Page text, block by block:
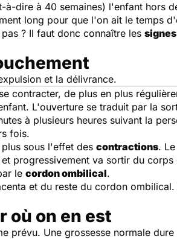
à-dire à 40 semaines) l'enfant hors
long pour que l'on ait le temps
? Il faut donc connaître les
et la délivrance.
contracter, de plus en plus
L'ouverture se traduit par la
à plusieurs heures suivant la
fois.
sous l'effet des contractions. Le
progressivement va sortir du
le cordon ombilical.
et du reste du cordon
où on en est
prévu. Une grossesse normale dure